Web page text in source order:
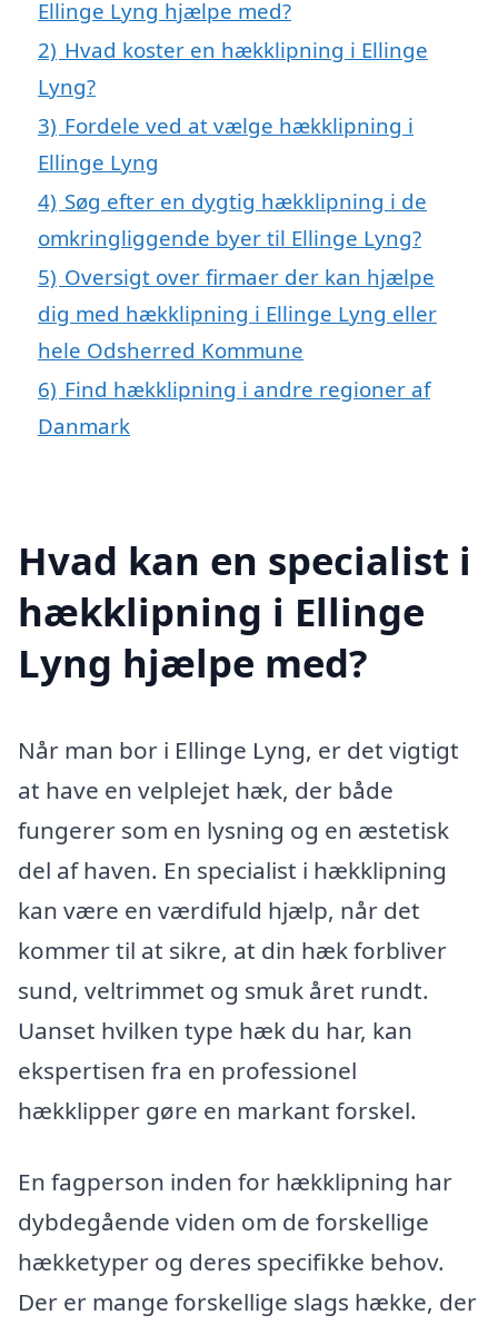
Ellinge Lyng hjælpe med?
2) Hvad koster en hækklipning i Ellinge
Lyng?
3) Fordele ved at vælge hækklipning i
Ellinge Lyng
4) Søg efter en dygtig hækklipning i de
omkringliggende byer til Ellinge Lyng?
5) Oversigt over firmaer der kan hjælpe
dig med hækklipning i Ellinge Lyng eller
hele Odsherred Kommune
6) Find hækklipning i andre regioner af
Danmark
Hvad kan en specialist i
hækklipning i Ellinge
Lyng hjælpe med?
Når man bor i Ellinge Lyng, er det vigtigt
at have en velplejet hæk, der både
fungerer som en lysning og en æstetisk
del af haven. En specialist i hækklipning
kan være en værdifuld hjælp, når det
kommer til at sikre, at din hæk forbliver
sund, veltrimmet og smuk året rundt.
Uanset hvilken type hæk du har, kan
ekspertisen fra en professionel
hækklipper gøre en markant forskel.
En fagperson inden for hækklipning har
dybdegående viden om de forskellige
hækketyper og deres specifikke behov.
Der er mange forskellige slags hække, der